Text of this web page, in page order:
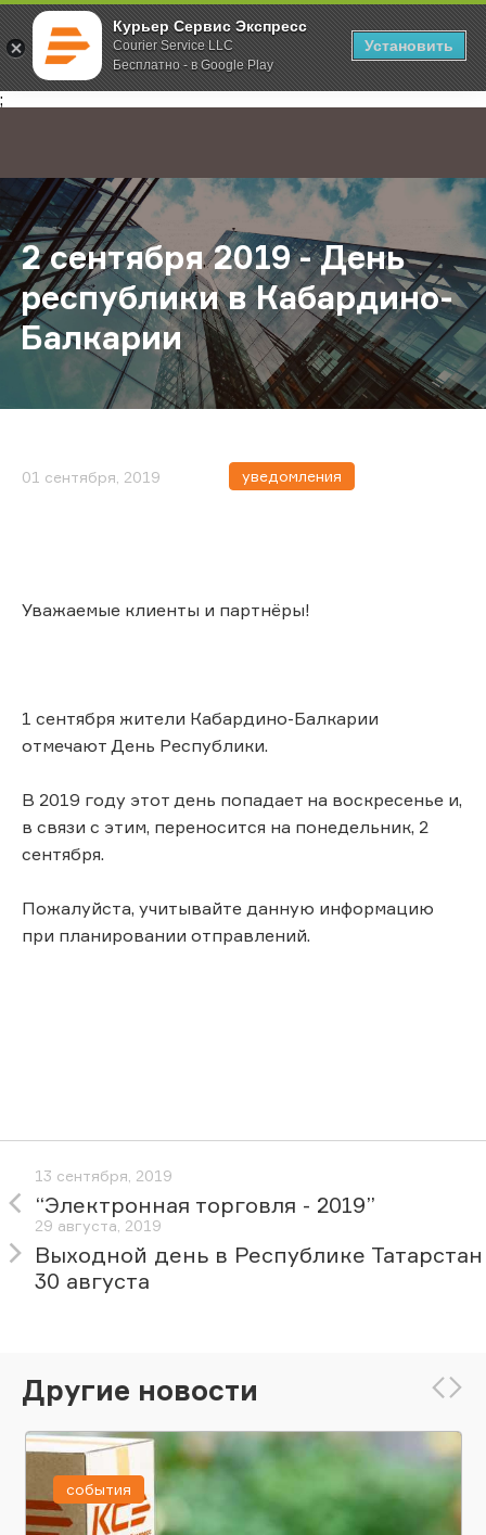
Курьер Сервис Экспресс
Courier Service LLC
Бесплатно - в Google Play
Установить
;
Главная О компании Новости 2 сентября 2019 - День
2 сентября 2019 - День
республики в Кабардино-
Балкарии
01 сентября, 2019 уведомления
Уважаемые клиенты и партнёры!
1 сентября жители Кабардино-Балкарии
отмечают День Республики.
В 2019 году этот день попадает на воскресенье и,
в связи с этим, переносится на понедельник, 2
сентября.
Пожалуйста, учитывайте данную информацию
при планировании отправлений.
13 сентября, 2019
“Электронная торговля - 2019”
29 августа, 2019
Выходной день в Республике Татарстан
30 августа
Другие новости
события